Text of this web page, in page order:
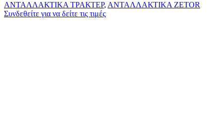
ΑΝΤΑΛΛΑΚΤΙΚΑ ΤΡΑΚΤΕΡ, ΑΝΤΑΛΛΑΚΤΙΚΑ ZETOR
Συνδεθείτε για να δείτε τις τιμές